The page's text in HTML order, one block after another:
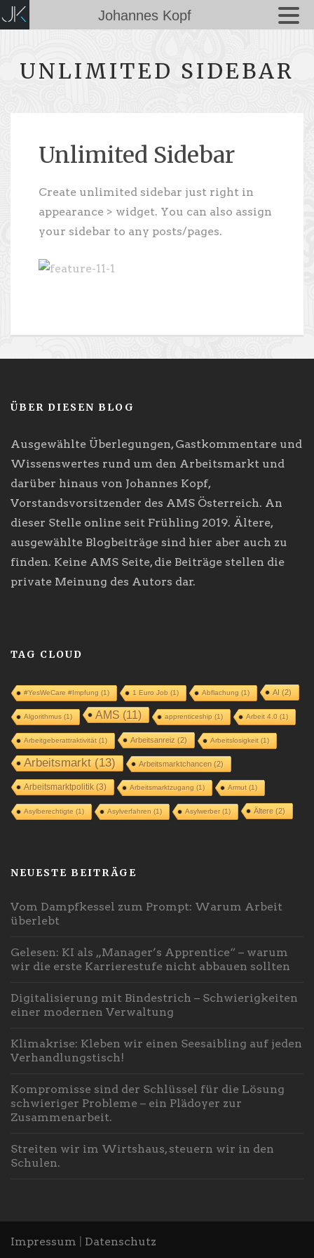
UNLIMITED SIDEBAR
Unlimited Sidebar
Create unlimited sidebar just right in
appearance > widget. You can also assign
your sidebar to any posts/pages.
ÜBER DIESEN BLOG
Ausgewählte Überlegungen, Gastkommentare und
Wissenswertes rund um den Arbeitsmarkt und
darüber hinaus von Johannes Kopf,
Vorstandsvorsitzender des AMS Österreich. An
dieser Stelle online seit Frühling 2019. Ältere,
ausgewählte Blogbeiträge sind hier aber auch zu
finden. Keine AMS Seite, die Beiträge stellen die
private Meinung des Autors dar.
TAG CLOUD
#YesWeCare #Impfung (1) 1 Euro Job (1) Abflachung (1) AI (2)
Algorithmus (1) AMS (11) apprenticeship (1) Arbeit 4.0 (1)
Arbeitgeberattraktivität(1) Arbeitsanreiz (2) Arbeitslosigkeit(1)
Arbeitsmarkt(13) Arbeitsmarktchancen (2)
Arbeitsmarktpolitik(3) Arbeitsmarktzugang (1) Armut(1)
Asylberechtigte (1) Asylverfahren (1) Asylwerber(1) Ältere(2)
NEUESTE BEITRÄGE
Vom Dampfkessel zum Prompt: Warum Arbeit
überlebt
Gelesen: KI als „Manager’s Apprentice“ – warum
wir die erste Karrierestufe nicht abbauen sollten
Digitalisierung mit Bindestrich – Schwierigkeiten
einer modernen Verwaltung
Klimakrise: Kleben wir einen Seesaibling auf jeden
Verhandlungstisch!
Kompromisse sind der Schlüssel für die Lösung
schwieriger Probleme – ein Plädoyer zur
Zusammenarbeit.
Streiten wir im Wirtshaus, steuern wir in den
Schulen.
Impressum Datenschutz
Johannes Kopf